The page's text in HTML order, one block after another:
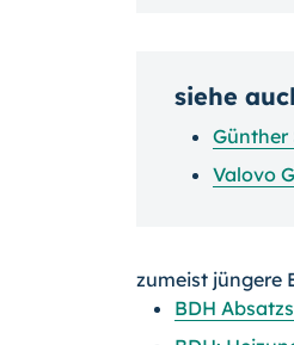
siehe
Günther
Valovo
zumeist jüngere
BDH